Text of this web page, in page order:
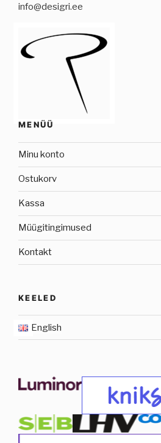
info@desigri.ee
MENÜÜ
Minu konto
Ostukorv
Kassa
Müügitingimused
Kontakt
KEELED
English